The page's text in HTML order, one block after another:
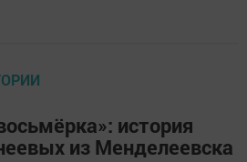
история
из Менделеевска